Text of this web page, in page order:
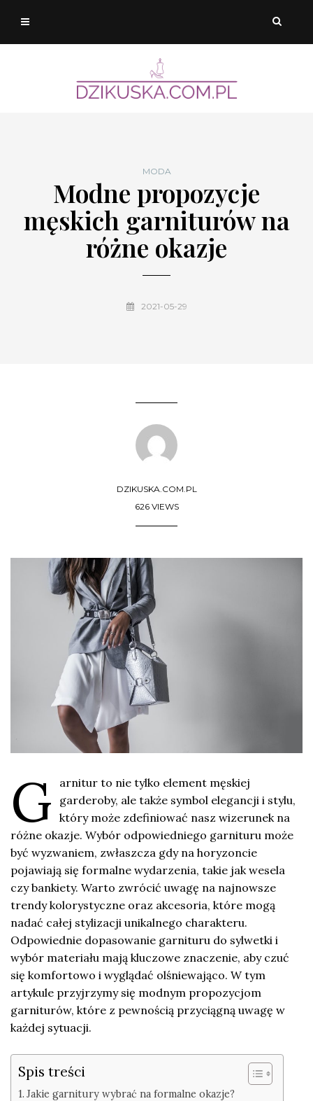
MODA
Modne propozycje
męskich garniturów na
różne okazje
2021-05-29
DZIKUSKA.COM.PL
626 VIEWS
G
arnitur to nie tylko element męskiej
garderoby, ale także symbol elegancji i stylu,
który może zdefiniować nasz wizerunek na
różne okazje. Wybór odpowiedniego garnituru może
być wyzwaniem, zwłaszcza gdy na horyzoncie
pojawiają się formalne wydarzenia, takie jak wesela
czy bankiety. Warto zwrócić uwagę na najnowsze
trendy kolorystyczne oraz akcesoria, które mogą
nadać całej stylizacji unikalnego charakteru.
Odpowiednie dopasowanie garnituru do sylwetki i
wybór materiału mają kluczowe znaczenie, aby czuć
się komfortowo i wyglądać olśniewająco. W tym
artykule przyjrzymy się modnym propozycjom
garniturów, które z pewnością przyciągną uwagę w
każdej sytuacji.
Spis treści
Jakie garnitury wybrać na formalne okazje?